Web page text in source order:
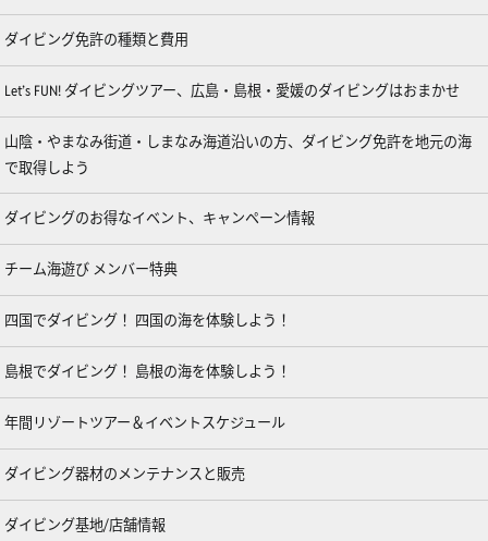
ダイビング免許の種類と費用
Let’s FUN! ダイビングツアー、広島・島根・愛媛のダイビングはおまかせ
山陰・やまなみ街道・しまなみ海道沿いの方、ダイビング免許を地元の海
で取得しよう
ダイビングのお得なイベント、キャンペーン情報
チーム海遊び メンバー特典
四国でダイビング！ 四国の海を体験しよう！
島根でダイビング！ 島根の海を体験しよう！
年間リゾートツアー＆イベントスケジュール
ダイビング器材のメンテナンスと販売
ダイビング基地/店舗情報